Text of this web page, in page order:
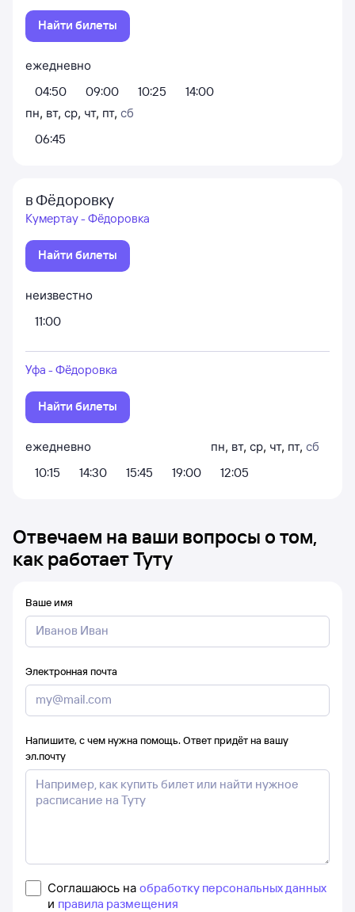
Найти билеты
ежедневно
04:50
09:00 10:25
14:00
пн, вт, ср, чт, пт, сб
06:45
в Фёдоровку
Кумертау - Фёдоровка
Найти билеты
неизвестно
11:00
Уфа - Фёдоровка
Найти билеты
ежедневно
10:15
14:30 15:45 19:00
пн, вт, ср, чт, пт, сб
12:05
Отвечаем на ваши вопросы о том,
как работает Туту
Ваше имя
Электронная почта
Напишите, с чем нужна помощь. Ответ придёт на вашу
эл.почту
Соглашаюсь на обработку персональных данных
и правила размещения